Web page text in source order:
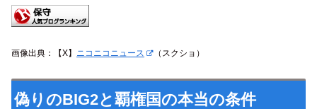
画像出典：【X】 ニコニコニュース （スクショ）
偽りのBIG2と覇権国の本当の条件